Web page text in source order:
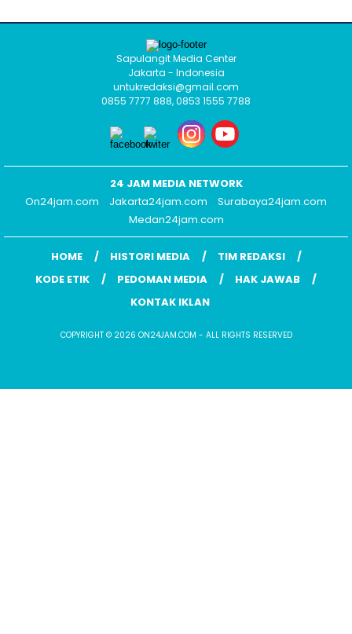
Sapulangit Media Center
Jakarta - Indonesia
untukredaksi@gmail.com
0855 7777 888, 0853 1555 7788
24 JAM MEDIA NETWORK
On24jam.com
Jakarta24jam.com
Surabaya24jam.com
Medan24jam.com
HOME HISTORI MEDIA
TIM REDAKSI
KODE ETIK
PEDOMAN MEDIA
HAK JAWAB
KONTAK IKLAN
COPYRIGHT © 2026 ON24JAM.COM - ALL RIGHTS RESERVED